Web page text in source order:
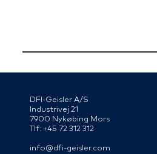
DFI-Geisler A/S
Industrivej 21
7900 Nykøbing Mors
Tlf: +45 72 312 312
info@dfi-geisler.com